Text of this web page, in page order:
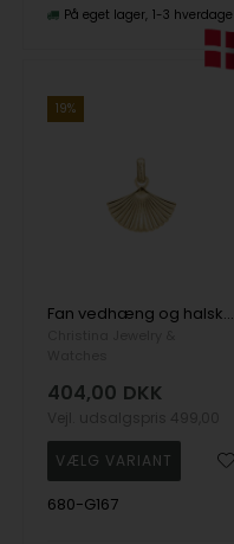
På eget lager 1-3 hverdage
19%
Fan vedhæng og halskæde i Forgyldt sterling sølv fra Christina Jewelry
404,00 DKK
680-G167